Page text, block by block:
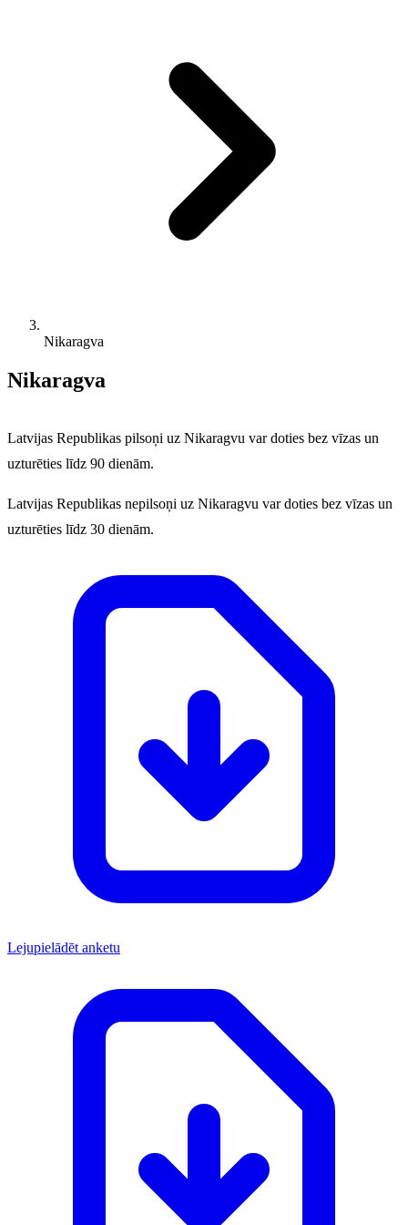
Nikaragva
Nikaragva
Latvijas Republikas pilsoņi uz Nikaragvu var doties bez vīzas un
uzturēties līdz 90 dienām.
Latvijas Republikas nepilsoņi uz Nikaragvu var doties bez vīzas un
uzturēties līdz 30 dienām.
Lejupielādēt anketu